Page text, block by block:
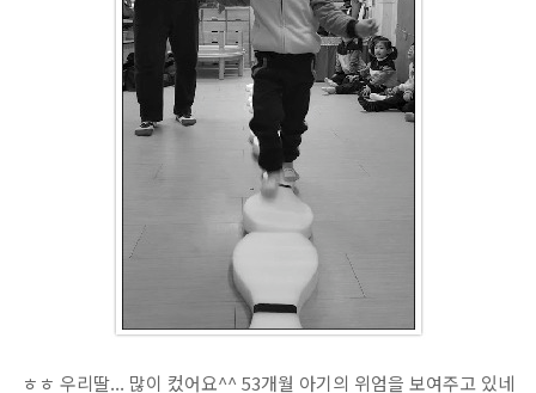
ㅎㅎ 우리딸... 많이 컸어요^^ 53개월 아기의 위엄을 보여주고 있네